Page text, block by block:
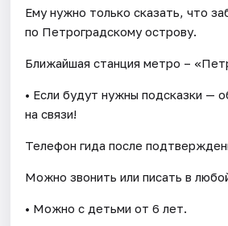
Ему нужно только сказать, что
по Петроградскому острову.
Ближайшая станция метро –
• Если будут нужны подсказки —
на связи!
Телефон гида после
Можно звонить или писать в
• Можно с детьми от 6 лет.